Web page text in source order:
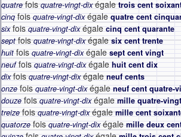
quatrefoisquatre-vingt-dixégaletrois cent
cinq fois quatre-vingt-dixégale quatre cent
sixfois quatre-vingt-dixégale cinq cent quarante
septfoisquatre-vingt-dixégalesix cent trente
huit fois quatre-vingt-dixégale sept cent vingt
neuffois quatre-vingt-dixégale huit cent dix
dixfoisquatre-vingt-dixégaleneuf cents
onze fois quatre-vingt-dixégale neuf cent quatre-
douze fois quatre-vingt-dixégale mille quatre-
treizefoisquatre-vingt-dixégalemille cent
quatorze fois quatre-vingt-dixégale mille deux